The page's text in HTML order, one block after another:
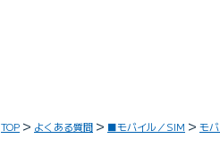
TOP よくある質問 ■モバイル／SIM モ